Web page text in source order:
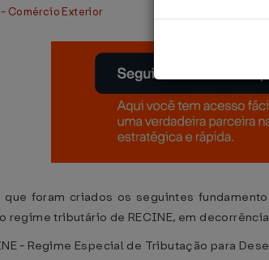
Comércio Exterior
que foram criados os seguintes
regime tributário de RECINE, em
- Regime Especial de Tributação para